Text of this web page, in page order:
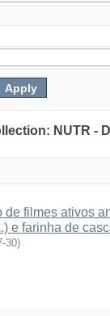
NUTR -
de filmes ativos
e farinha de
30)